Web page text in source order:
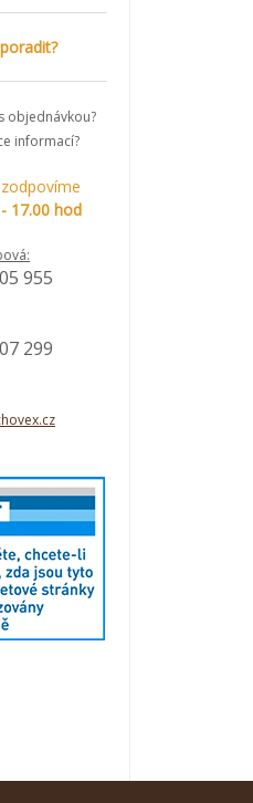
objednávkou?
informací?
17.00 hod
955
299